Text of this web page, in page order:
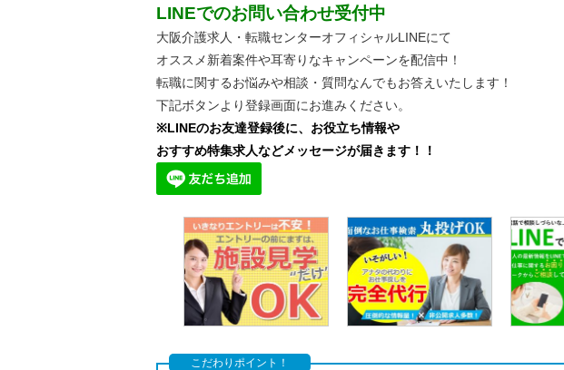
LINEでのお問い合わせ受付中
大阪介護求人・転職センターオフィシャルLINEにて
オススメ新着案件や耳寄りなキャンペーンを配信中！
転職に関するお悩みや相談・質問なんでもお答えいたします！
下記ボタンより登録画面にお進みください。
※LINEのお友達登録後に、お役立ち情報や
おすすめ特集求人などメッセージが届きます！！
こだわりポイント！